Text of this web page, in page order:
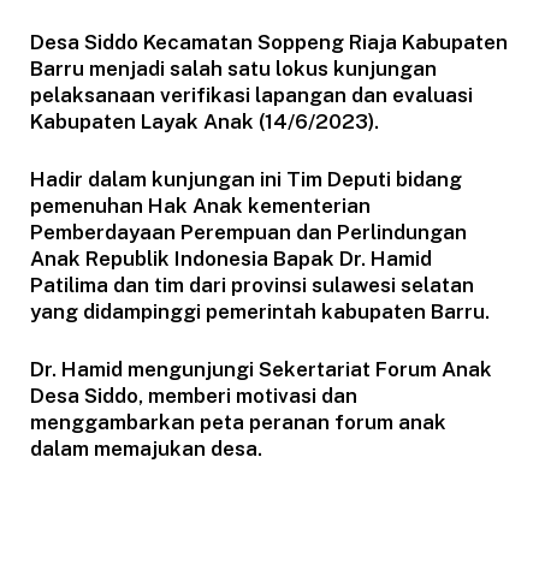
Desa Siddo Kecamatan Soppeng Riaja Kabupaten
Barru menjadi salah satu lokus kunjungan
pelaksanaan verifikasi lapangan dan evaluasi
Kabupaten Layak Anak (14/6/2023).
Hadir dalam kunjungan ini Tim Deputi bidang
pemenuhan Hak Anak kementerian
Pemberdayaan Perempuan dan Perlindungan
Anak Republik Indonesia Bapak Dr. Hamid
Patilima dan tim dari provinsi sulawesi selatan
yang didampinggi pemerintah kabupaten Barru.
Dr. Hamid mengunjungi Sekertariat Forum Anak
Desa Siddo, memberi motivasi dan
menggambarkan peta peranan forum anak
dalam memajukan desa.